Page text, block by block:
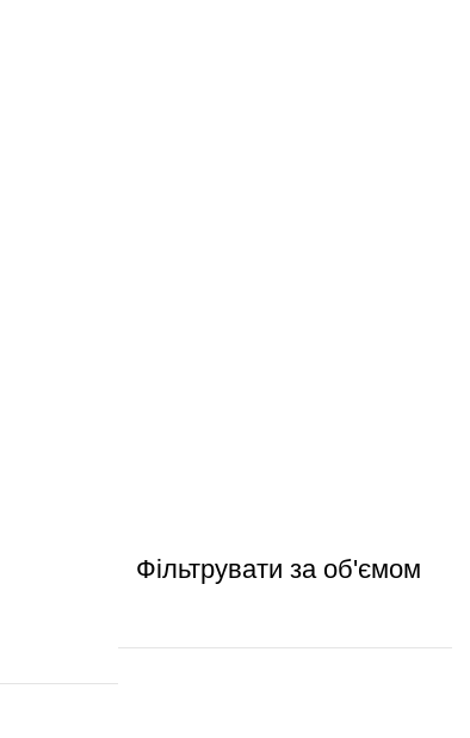
Фільтрувати за об'ємом